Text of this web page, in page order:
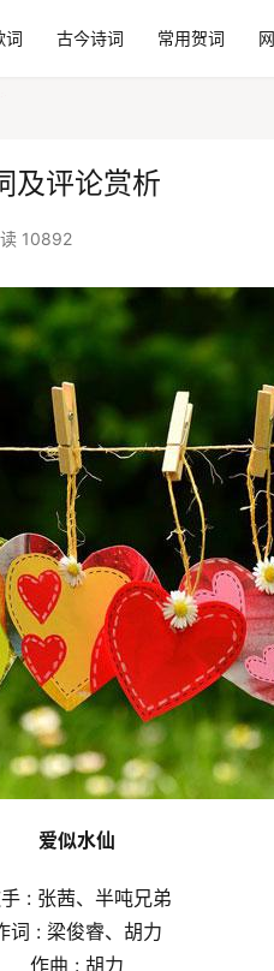
词 古今诗词 常用贺词
及评论赏析
10892
爱似水仙
: 张茜、半吨兄弟
词 : 梁俊睿、胡力
作曲 : 胡力